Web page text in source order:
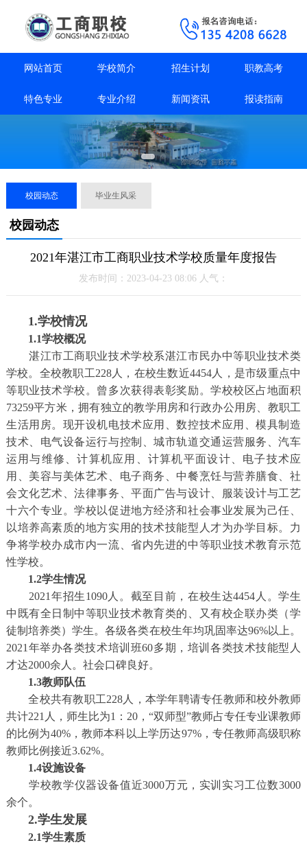
网站首页 学校简介 招生计划 职教高考
特色专业 专业介绍 新闻资讯 报读指南
校园动态 毕业生风采
校园动态
2021年湛江市工商职业技术学校质量年度报告
发布时间：2023-04-23 08:06 人气：
1.学校情况
1.1学校概况
湛江市工商职业技术学校系湛江市民办中等职业技术类
学校。全校教职工228人，在校生数近4454人，是市级重点中
等职业技术学校。曾多次获得表彰奖励。学校校区占地面积
73259平方米，拥有独立的教学用房和行政办公用房、教职工
生活用房。现开设机电技术应用、数控技术应用、模具制造
技术、电气设备运行与控制、城市轨道交通运营服务、汽车
运用与维修、计算机应用、计算机平面设计、电子技术应
用、美容与美体艺术、电子商务、中餐烹饪与营养膳食、社
会文化艺术、法律事务、平面广告与设计、服装设计与工艺
十六个专业。学校以促进地方经济和社会事业发展为己任、
以培养高素质的地方实用的技术技能型人才为办学目标。力
争将学校办成市内一流、省内先进的中等职业技术教育示范
性学校。
1.2学生情况
2021年招生1090人。截至目前，在校生达4454人。学生
中既有全日制中等职业技术教育类的、又有校企联办类（学
徒制培养类）学生。各级各类在校生年均巩固率达96%以上。
2021年举办各类技术培训班60多期，培训各类技术技能型人
才达2000余人。社会口碑良好。
1.3教师队伍
全校共有教职工228人，本学年聘请专任教师和校外教师
共计221人，师生比为1：20，“双师型”教师占专任专业课教师
的比例为40%，教师本科以上学历达97%，专任教师高级职称
教师比例接近3.62%。
1.4设施设备
学校教学仪器设备值近3000万元，实训实习工位数3000
余个。
2.学生发展
2.1学生素质